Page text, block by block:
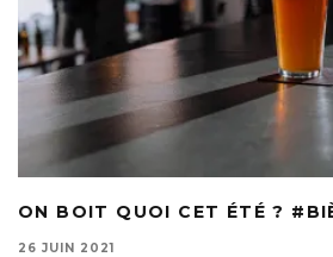
ON BOIT QUOI CET ÉTÉ ?
26 JUIN 2021